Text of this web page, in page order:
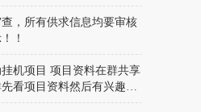
，所有供求信息均要审核
！
机项目 项目资料在群共享
看项目资料然后有兴趣的
群号: 868399266